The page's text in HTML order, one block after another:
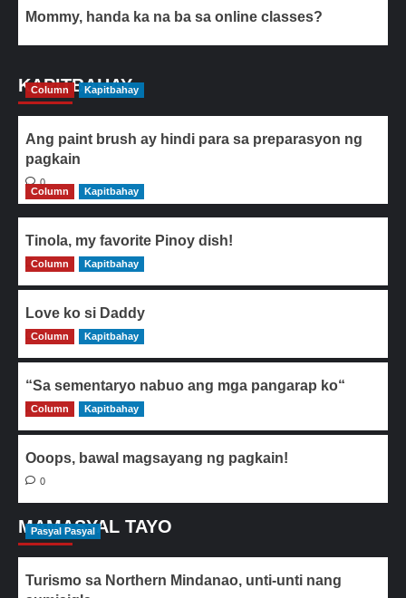
Mommy, handa ka na ba sa online classes?
KAPITBAHAY
Column Kapitbahay
Ang paint brush ay hindi para sa preparasyon ng
pagkain
0
Column
Kapitbahay
Tinola, my favorite Pinoy dish!
0
Column Kapitbahay
Love ko si Daddy
0
Column Kapitbahay
“Sa sementaryo nabuo ang mga pangarap ko“
0
Column Kapitbahay
Ooops, bawal magsayang ng pagkain!
0
MAMASYAL TAYO
Pasyal Pasyal
Turismo sa Northern Mindanao, unti-unti nang